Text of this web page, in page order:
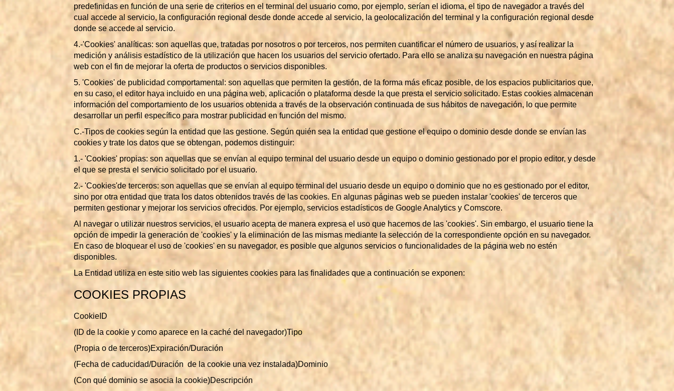
predefinidas en función de una serie de criterios en el terminal del usuario como, por ejemplo, serían el idioma, el tipo de navegador a través del
cual accede al servicio, la configuración regional desde donde accede al servicio, la geolocalización del terminal y la configuración regional desde
donde se accede al servicio.
4.-'Cookies' analíticas: son aquellas que, tratadas por nosotros o por terceros, nos permiten cuantificar el número de usuarios, y así realizar la
medición y análisis estadístico de la utilización que hacen los usuarios del servicio ofertado. Para ello se analiza su navegación en nuestra página
web con el fin de mejorar la oferta de productos o servicios disponibles.
5. 'Cookies' de publicidad comportamental: son aquellas que permiten la gestión, de la forma más eficaz posible, de los espacios publicitarios que,
en su caso, el editor haya incluido en una página web, aplicación o plataforma desde la que presta el servicio solicitado. Estas cookies almacenan
información del comportamiento de los usuarios obtenida a través de la observación continuada de sus hábitos de navegación, lo que permite
desarrollar un perfil específico para mostrar publicidad en función del mismo.
C.-Tipos de cookies según la entidad que las gestione. Según quién sea la entidad que gestione el equipo o dominio desde donde se envían las
cookies y trate los datos que se obtengan, podemos distinguir:
1.- 'Cookies' propias: son aquellas que se envían al equipo terminal del usuario desde un equipo o dominio gestionado por el propio editor, y desde
el que se presta el servicio solicitado por el usuario.
2.- 'Cookies'de terceros: son aquellas que se envían al equipo terminal del usuario desde un equipo o dominio que no es gestionado por el editor,
sino por otra entidad que trata los datos obtenidos través de las cookies. En algunas páginas web se pueden instalar 'cookies' de terceros que
permiten gestionar y mejorar los servicios ofrecidos. Por ejemplo, servicios estadísticos de Google Analytics y Comscore.
Al navegar o utilizar nuestros servicios, el usuario acepta de manera expresa el uso que hacemos de las 'cookies'. Sin embargo, el usuario tiene la
opción de impedir la generación de 'cookies' y la eliminación de las mismas mediante la selección de la correspondiente opción en su navegador.
En caso de bloquear el uso de 'cookies' en su navegador, es posible que algunos servicios o funcionalidades de la página web no estén
disponibles.
La Entidad utiliza en este sitio web las siguientes cookies para las finalidades que a continuación se exponen:
COOKIES PROPIAS
CookieID
(ID de la cookie y como aparece en la caché del navegador)Tipo
(Propia o de terceros)Expiración/Duración
(Fecha de caducidad/Duración de la cookie una vez instalada)Dominio
(Con qué dominio se asocia la cookie)Descripción